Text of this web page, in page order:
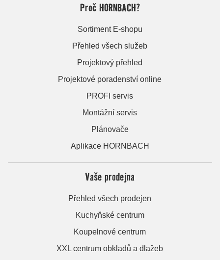
Proč HORNBACH?
Sortiment E-shopu
Přehled všech služeb
Projektový přehled
Projektové poradenství online
PROFI servis
Montážní servis
Plánovače
Aplikace HORNBACH
Vaše prodejna
Přehled všech prodejen
Kuchyňské centrum
Koupelnové centrum
XXL centrum obkladů a dlažeb